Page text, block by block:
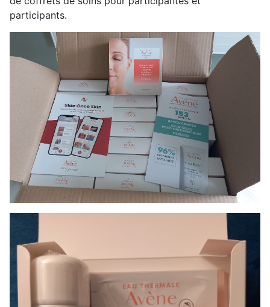
participants.